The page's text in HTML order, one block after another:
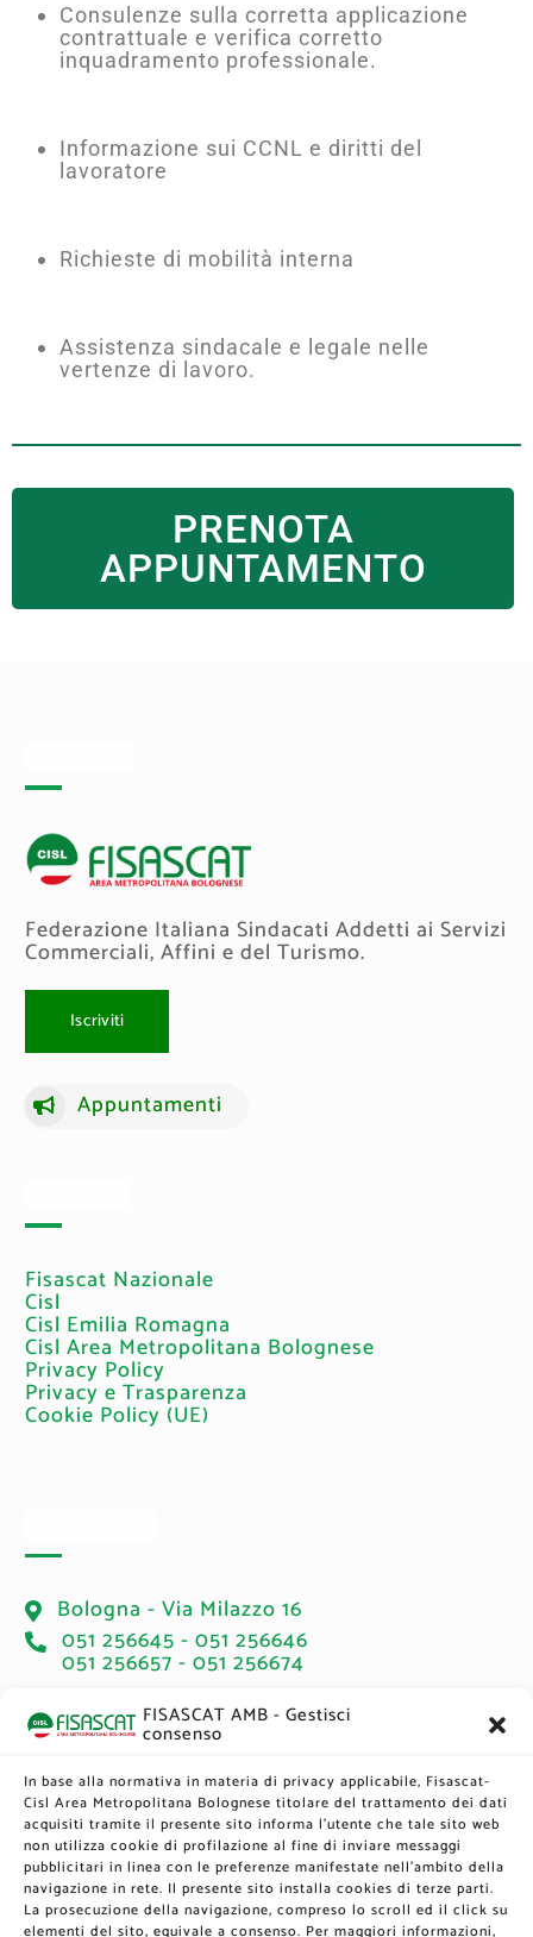
FISASCAT AMB - Gestisci
consenso
In base alla normativa in materia di privacy applicabile, Fisascat-
Cisl Area Metropolitana Bolognese titolare del trattamento dei dati
acquisiti tramite il presente sito informa l’utente che tale sito web
non utilizza cookie di profilazione al fine di inviare messaggi
pubblicitari in linea con le preferenze manifestate nell'ambito della
navigazione in rete. Il presente sito installa cookies di terze parti.
La prosecuzione della navigazione, compreso lo scroll ed il click su
elementi del sito, equivale a consenso. Per maggiori informazioni,
Consulenze sulla corretta applicazione
contrattuale e verifica corretto
inquadramento professionale.
Informazione sui CCNL e diritti del
lavoratore
Richieste di mobilità interna
Assistenza sindacale e legale nelle
vertenze di lavoro.
PRENOTA
APPUNTAMENTO
Federazione Italiana Sindacati Addetti ai Servizi
Commerciali, Affini e del Turismo.
Iscriviti
Appuntamenti
Fisascat Nazionale
Cisl
Cisl Emilia Romagna
Cisl Area Metropolitana Bolognese
Privacy Policy
Privacy e Trasparenza
Cookie Policy (UE)
Bologna - Via Milazzo 16
051 256645 - 051 256646
051 256657 - 051 256674
Orari di ricevimento lavoratori:
Martedì: 14.00 - 17.00 → Accesso libero
Giovedì: 14.00 - 17.00 → Su appuntamento
Sabato: 9.00 - 12.00 → Su appuntamento
Newsletter